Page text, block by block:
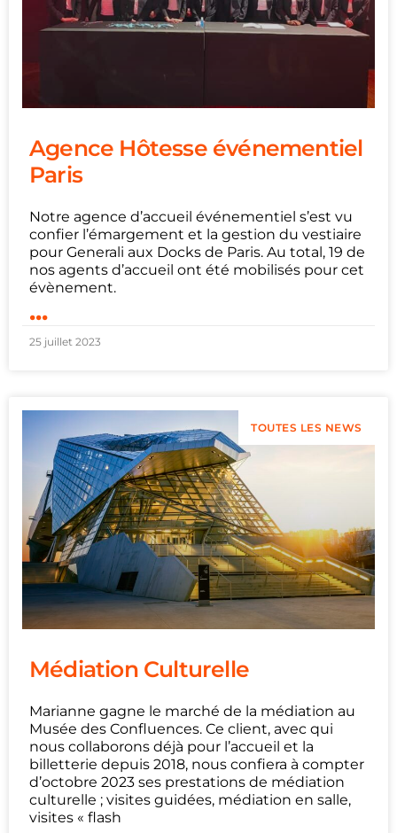
Agence Hôtesse événementiel
Paris
Notre agence d’accueil événementiel s’est vu
confier l’émargement et la gestion du vestiaire
pour Generali aux Docks de Paris. Au total, 19 de
nos agents d’accueil ont été mobilisés pour cet
évènement.
...
25 juillet 2023
TOUTES LES NEWS
Médiation Culturelle
Marianne gagne le marché de la médiation au
Musée des Confluences. Ce client, avec qui
nous collaborons déjà pour l’accueil et la
billetterie depuis 2018, nous confiera à compter
d’octobre 2023 ses prestations de médiation
culturelle ; visites guidées, médiation en salle,
visites « flash